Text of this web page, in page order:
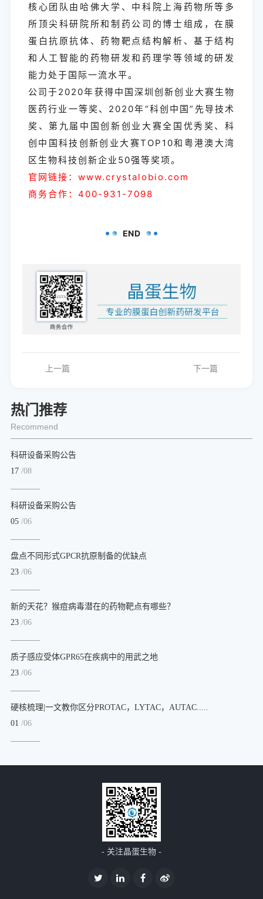
核心团队由哈佛大学、中科院上海药物所等多
所顶尖科研院所和制药公司的博士组成，在膜
蛋白抗原抗体、药物靶点结构解析、基于结构
和人工智能的药物研发和药理学等领域的研发
能力处于国际一流水平。
公司于2020年获得中国深圳创新创业大赛生物
医药行业一等奖、2020年“科创中国”先导技术
奖、第九届中国创新创业大赛全国优秀奖、科
创中国科技创新创业大赛TOP10和粤港澳大湾
区生物科技创新企业50强等奖项。
官网链接：www.crystalobio.com
商务合作：400-931-7098
END
上一篇 下一篇
热门推荐
Recommend
科研设备采购公告
17 /08
科研设备采购公告
05 /06
盘点不同形式GPCR抗原制备的优缺点
23 /06
新的天花？猴痘病毒潜在的药物靶点有哪些？
23 /06
质子感应受体GPR65在疾病中的用武之地
23 /06
硬核梳理|一文教你区分PROTAC，LYTAC，AUTAC.....
01 /06
- 关注晶蛋生物 -